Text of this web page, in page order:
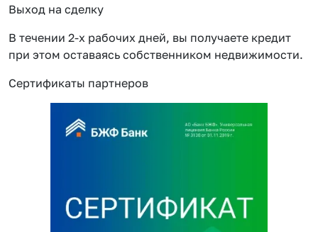
Выход на сделку
В течении 2-х рабочих дней, вы получаете кредит
при этом оставаясь собственником недвижимости.
Сертификаты партнеров